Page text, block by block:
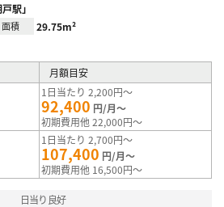
駅」
面積 29.75m²
月額目安
1日当たり 2,200円～
92,400 円/月～
初期費用他 22,000円～
1日当たり 2,700円～
107,400 円/月～
初期費用他 16,500円～
日当り良好